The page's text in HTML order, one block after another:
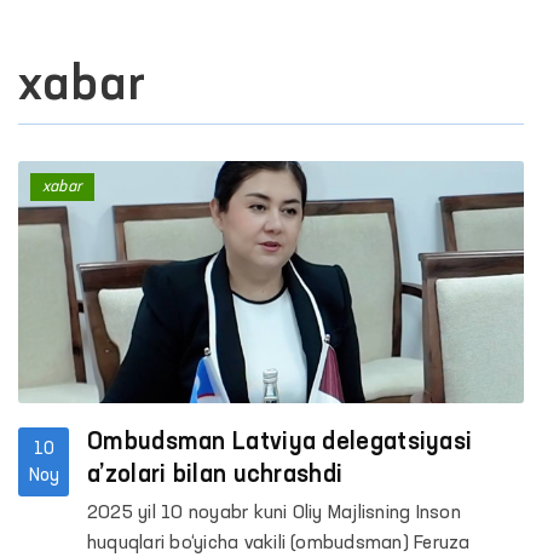
xabar
10
Noy
Ombudsman Latviya delegatsiyasi
a’zolari bilan uchrashdi
2025 yil 10 noyabr kuni Oliy Majlisning Inson
huquqlari bo‘yicha vakili (ombudsman) Feruza
xabar